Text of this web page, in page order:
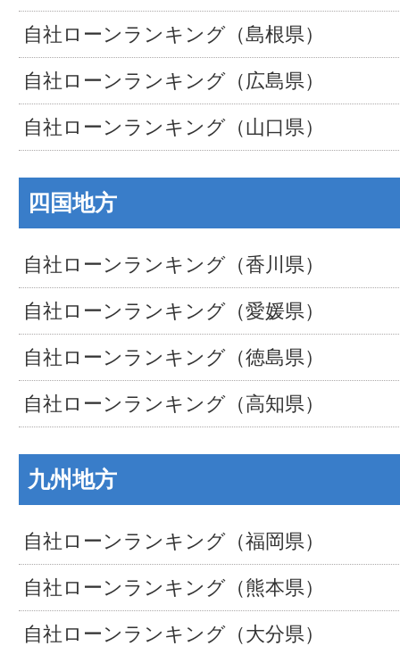
自社ローンランキング（島根県）
自社ローンランキング（広島県）
自社ローンランキング（山口県）
四国地方
自社ローンランキング（香川県）
自社ローンランキング（愛媛県）
自社ローンランキング（徳島県）
自社ローンランキング（高知県）
九州地方
自社ローンランキング（福岡県）
自社ローンランキング（熊本県）
自社ローンランキング（大分県）